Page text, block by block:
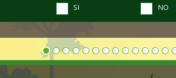
SI
NO